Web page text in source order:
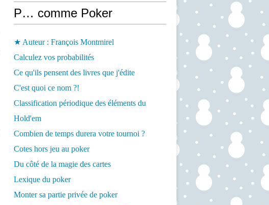
P… comme Poker
★ Auteur : François Montmirel
Calculez vos probabilités
Ce qu'ils pensent des livres que j'édite
C'est quoi ce nom ?!
Classification périodique des éléments du
Hold'em
Combien de temps durera votre tournoi ?
Cotes hors jeu au poker
Du côté de la magie des cartes
Lexique du poker
Monter sa partie privée de poker